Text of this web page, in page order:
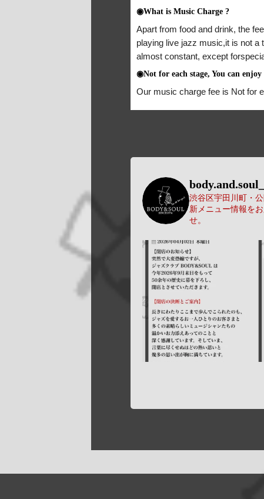
◉What is Music Charge ?
Apart from food and drink, the
playing live jazz music,it is not a
almost constant, except
◉Not for each stage, You can enjoy
Our music charge fee is Not for
渋谷区宇田川町・
新メニュー情報を
せ。